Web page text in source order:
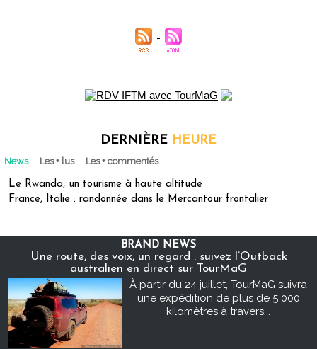
DERNIÈRE HEURE
News Les + lus Les + commentés
Le Rwanda, un tourisme à haute altitude
France, Italie : randonnée dans le Mercantour frontalier
BRAND NEWS
Une route, des voix, un regard : suivez l’Outback
australien en direct sur TourMaG
À partir du 24 juillet, TourMaG suivra
une expédition de plus de 5 000
kilomètres à travers...